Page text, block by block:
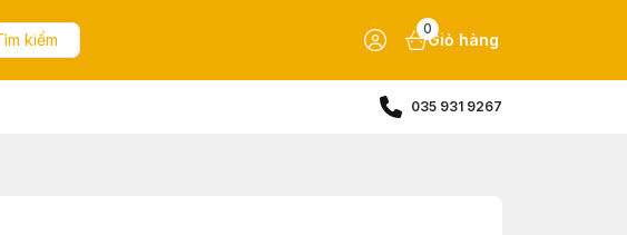
kiếm
0
Giỏ hàng
035 931 9267